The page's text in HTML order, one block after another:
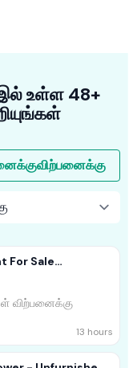
உள்ள 48+
விற்பனைக்கு
For Sale
விற்பனைக்கு
13 hours